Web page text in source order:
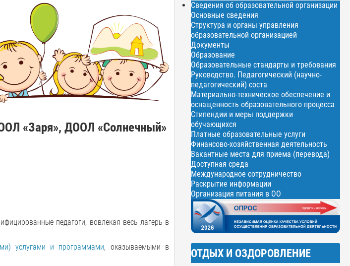
«Заря», ДООЛ «Солнечный»
педагоги, вовлекая весь лагерь в
услугами и программами, оказываемыми в
Сведения об образовательной организации
Основные сведения
Структура и органы управления
образовательной организацией
Документы
Образование
Образовательные стандарты и требования
Руководство. Педагогический (научно-
педагогический) соста
Материально-техническое обеспечение и
оснащенность образовательного процесса
Стипендии и меры поддержки
обучающихся
Платные образовательные услуги
Финансово-хозяйственная деятельность
Вакантные места для приема (перевода)
Доступная среда
Международное сотрудничество
Раскрытие информации
Организация питания в ОО
ОТДЫХ И ОЗДОРОВЛЕНИЕ